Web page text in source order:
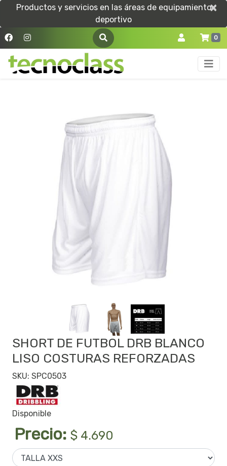
Productos y servicios en las áreas de equipamiento
deportivo
×
×
0
SHORT DE FUTBOL DRB BLANCO
LISO COSTURAS REFORZADAS
SKU: SPC0503
Disponible
Precio: $ 4.690